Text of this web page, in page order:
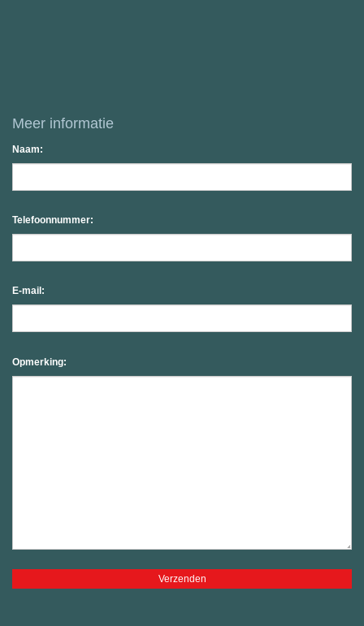
Meer informatie
Naam:
Telefoonnummer:
E-mail:
Opmerking: